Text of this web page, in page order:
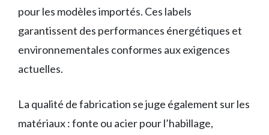
pour les modèles importés. Ces labels
garantissent des performances énergétiques et
environnementales conformes aux exigences
actuelles.
La qualité de fabrication se juge également sur les
matériaux : fonte ou acier pour l’habillage,